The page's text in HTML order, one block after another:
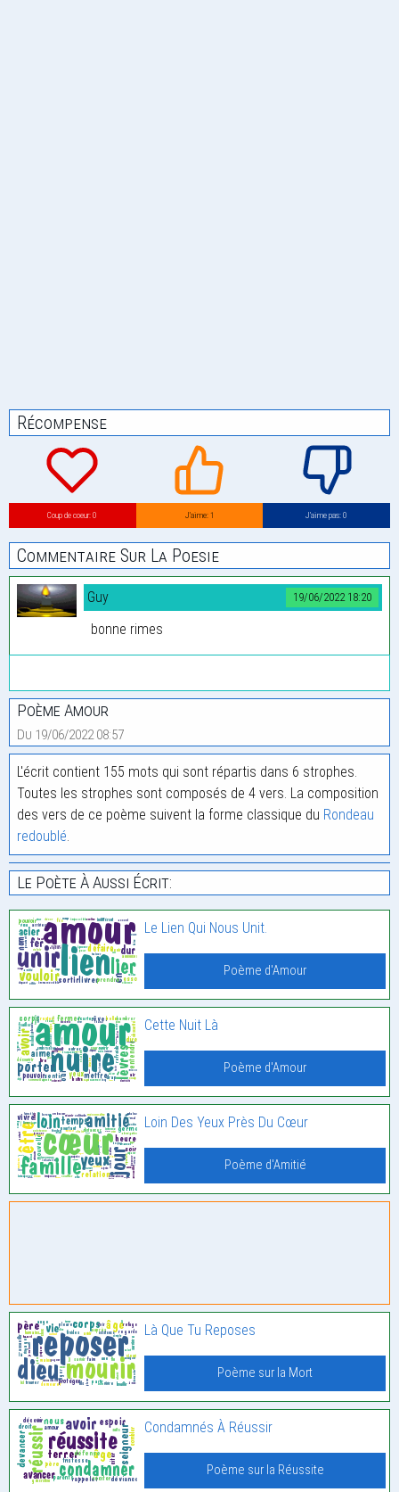
Récompense
Coup de coeur: 0 J’aime: 1 J’aime pas: 0
Commentaire Sur La Poesie
19/06/2022 18:20
Guy
bonne rimes
Poème Amour
Du 19/06/2022 08:57
L'écrit contient 155 mots qui sont répartis dans 6 strophes.
Toutes les strophes sont composés de 4 vers. La composition
des vers de ce poème suivent la forme classique du Rondeau
redoublé
Le Poète À Aussi Écrit:
Le Lien Qui Nous Unit.
Poème d'Amour
Cette Nuit Là
Poème d'Amour
Loin Des Yeux Près Du Cœur
Poème d'Amitié
Là Que Tu Reposes
Poème sur la Mort
Condamnés À Réussir
Poème sur la Réussite